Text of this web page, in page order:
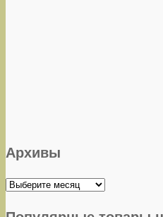
Архивы
Архивы